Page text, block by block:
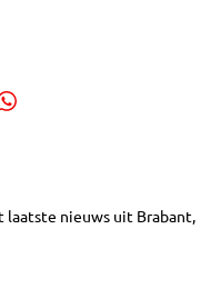
laatste nieuws uit Brabant,